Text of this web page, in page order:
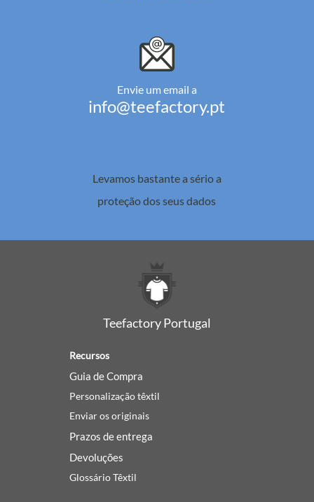
Envie um email a
info@teefactory.pt
Levamos bastante a sério a
proteção dos seus dados
Teefactory Portugal
Recursos
Guia de Compra
Personalização têxtil
Enviar os originais
Prazos de entrega
Devoluções
Glossário Têxtil